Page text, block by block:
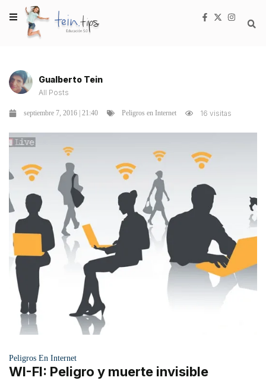
Gualberto Tein
All Posts
septiembre 7, 2016 | 21:40 Peligros en Internet 16 visitas
Peligros En Internet
WI-FI: Peligro y muerte invisible